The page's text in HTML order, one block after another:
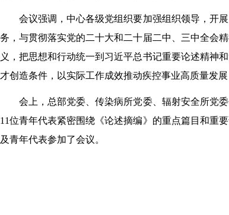
会议强调，中心各级党组织要加强组织领导，开
务，与贯彻落实党的二十大和二十届二中、三中全会
义，把思想和行动统一到习近平总书记重要论述精神
才创造条件，以实际工作成效推动疾控事业高质量发
会上，总部党委、传染病所党委、辐射安全所党
11位青年代表紧密围绕《论述摘编》的重点篇目和重
及青年代表参加了会议。